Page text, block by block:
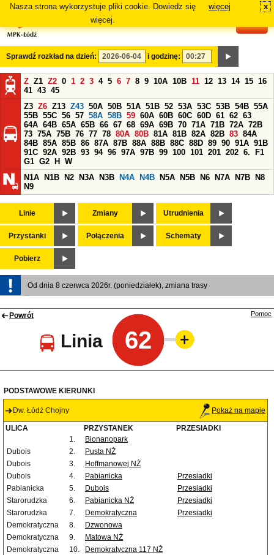
Nasza strona wykorzystuje pliki cookie. Dowiedz się
więcej.
więcej x
Sprawdź rozkład na dzień: i godzinę:
Z Z1 Z2 0 1 2 3 4 5 6 7 8 9 10A 10B 11 12 13 14 15 16
41 43 45
Z3 Z6 Z13 Z43 50A 50B 51A 51B 52 53A 53C 53B 54B 55A
55B 55C 56 57 58A 58B 59 60A 60B 60C 60D 61 62 63
64A 64B 65A 65B 66 67 68 69A 69B 70 71A 71B 72A 72B
73 75A 75B 76 77 78 80A 80B 81A 81B 82A 82B 83 84A
84B 85A 85B 86 87A 87B 88A 88B 88C 88D 89 90 91A 91B
91C 92A 92B 93 94 96 97A 97B 99 100 101 201 202 6.
F1
G1 G2 H
W
N1A
N1B N2 N3A N3B N4A N4B N5A N5B N6 N7A N7B
N8
N9
Linie Zmiany Utrudnienia
Przystanki Połączenia Schematy
Pobierz
Od dnia 8 czerwca 2026r. (poniedziałek), zmiana trasy
Powrót
Linia 62
Pomoc
PODSTAWOWE KIERUNKI
Dw. Łódź Chojny Pokaż na mapie
ULICA PRZYSTANEK
PRZESIADKI
1.
Bionanopark
Dubois
2.
Pusta NŻ
Dubois
3.
Hoffmanowej NŻ
Dubois
4. Pabianicka
Przesiadki
Pabianicka
5. Dubois
Przesiadki
Starorudzka
6. Pabianicka NŻ
Przesiadki
Starorudzka
7. Demokratyczna
Przesiadki
Demokratyczna
8.
Dzwonowa
Demokratyczna
9.
Matowa NŻ
Demokratyczna
10.
Demokratyczna 117 NŻ